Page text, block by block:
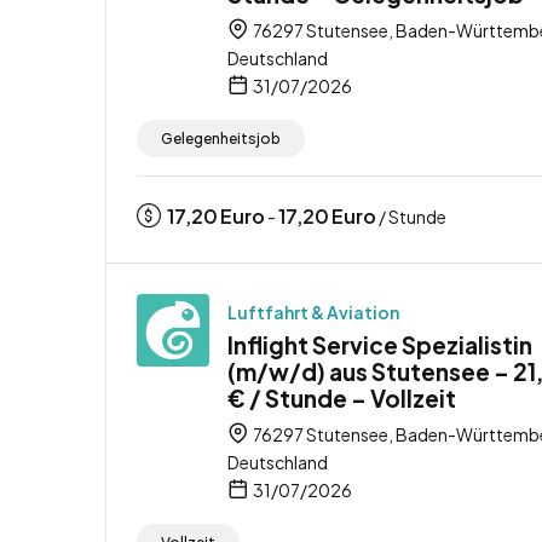
76297 Stutensee, Baden-
Deutschland
31/07/2026
Gelegenheitsjob
17,20Euro -17,20Euro / Stunde
Luftfahrt & Aviation
Inflight Service Spezialistin
(m/w/d) aus Stutensee –
€ / Stunde – Vollzeit
76297 Stutensee, Baden-
Deutschland
31/07/2026